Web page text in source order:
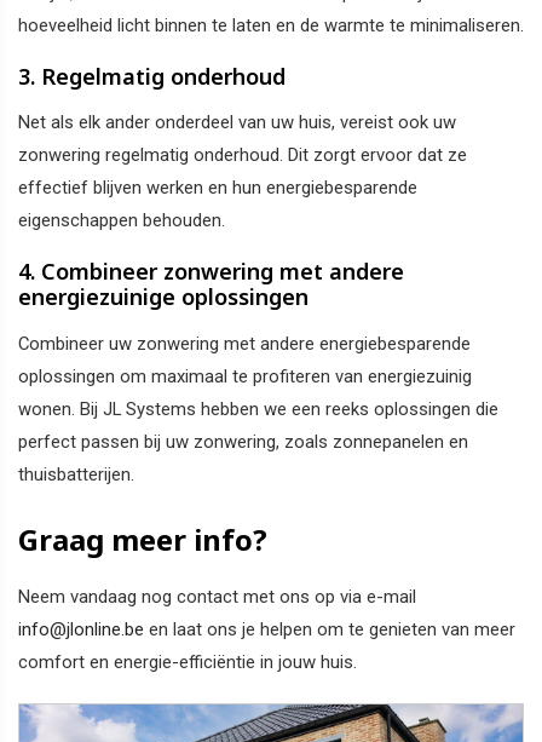
hoeveelheid licht binnen te laten en de warmte te minimaliseren.
3. Regelmatig onderhoud
Net als elk ander onderdeel van uw huis, vereist ook uw
zonwering regelmatig onderhoud. Dit zorgt ervoor dat ze
effectief blijven werken en hun energiebesparende
eigenschappen behouden.
4. Combineer zonwering met andere
energiezuinige oplossingen
Combineer uw zonwering met andere energiebesparende
oplossingen om maximaal te profiteren van energiezuinig
wonen. Bij JL Systems hebben we een reeks oplossingen die
perfect passen bij uw zonwering, zoals zonnepanelen en
thuisbatterijen.
Graag meer info?
Neem vandaag nog contact met ons op via e-mail
info@jlonline.be en laat ons je helpen om te genieten van meer
comfort en energie-efficiëntie in jouw huis.